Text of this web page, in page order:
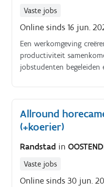
Vaste jobs
Online sinds 16 jun.
Een werkomgeving
productiviteit
jobstudenten
Allround
(+koerier)
Randstad in
Vaste jobs
Online sinds 30 jun.